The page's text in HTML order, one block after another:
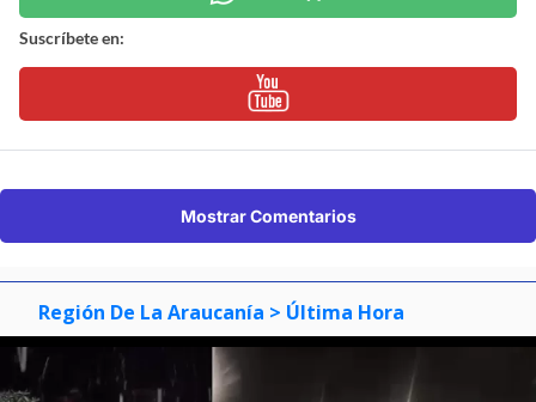
Suscríbete en:
Mostrar Comentarios
Región De La Araucanía > Última Hora